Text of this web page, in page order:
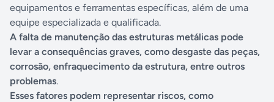
equipamentos e ferramentas específicas, além de uma
equipe especializada e qualificada.
A falta de manutenção das estruturas metálicas pode
levar a consequências graves, como desgaste das peças,
corrosão, enfraquecimento da estrutura, entre outros
problemas.
Esses fatores podem representar riscos, como